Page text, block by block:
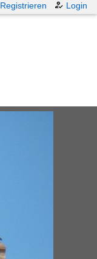
Registrieren Login